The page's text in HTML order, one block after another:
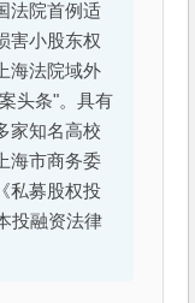
法院首例适
害小股东权
海法院域外
头条"。具有
家知名高校
海市商务委
私募股权投
投融资法律